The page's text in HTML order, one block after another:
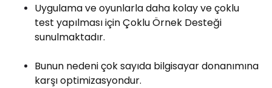
Uygulama ve oyunlarla daha kolay ve çoklu
test yapılması için Çoklu Örnek Desteği
sunulmaktadır.
Bunun nedeni çok sayıda bilgisayar donanımına
karşı optimizasyondur.